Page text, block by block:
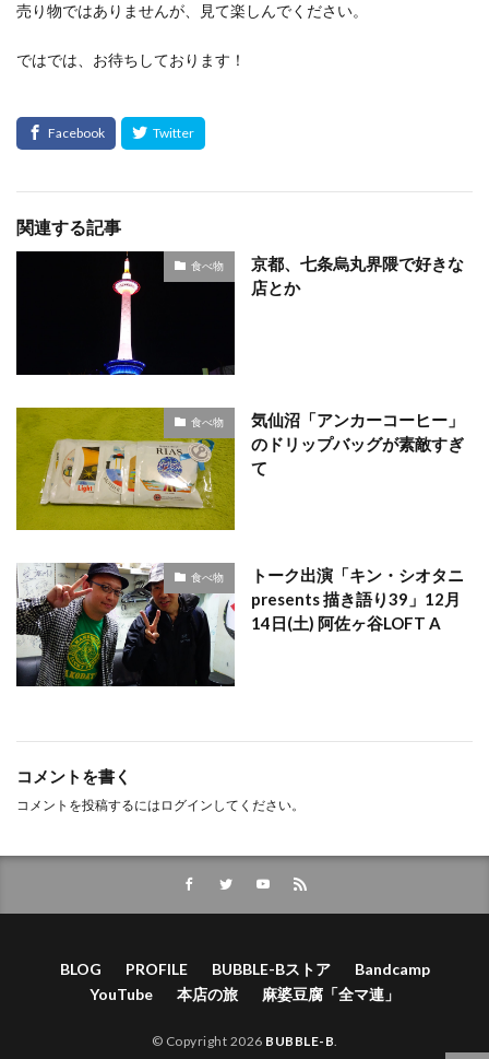
売り物ではありませんが、見て楽しんでください。
ではでは、お待ちしております！
関連する記事
食べ物
京都、七条烏丸界隈で好きな
店とか
食べ物
気仙沼「アンカーコーヒー」
のドリップバッグが素敵すぎ
て
食べ物
トーク出演「キン・シオタニ
presents 描き語り39」12月
14日(土) 阿佐ヶ谷LOFT A
コメントを書く
コメントを投稿するには ログイン してください。
BLOG PROFILE BUBBLE-Bストア
Bandcamp
YouTube
本店の旅 麻婆豆腐「全マ連」
© Copyright 2026 BUBBLE-B